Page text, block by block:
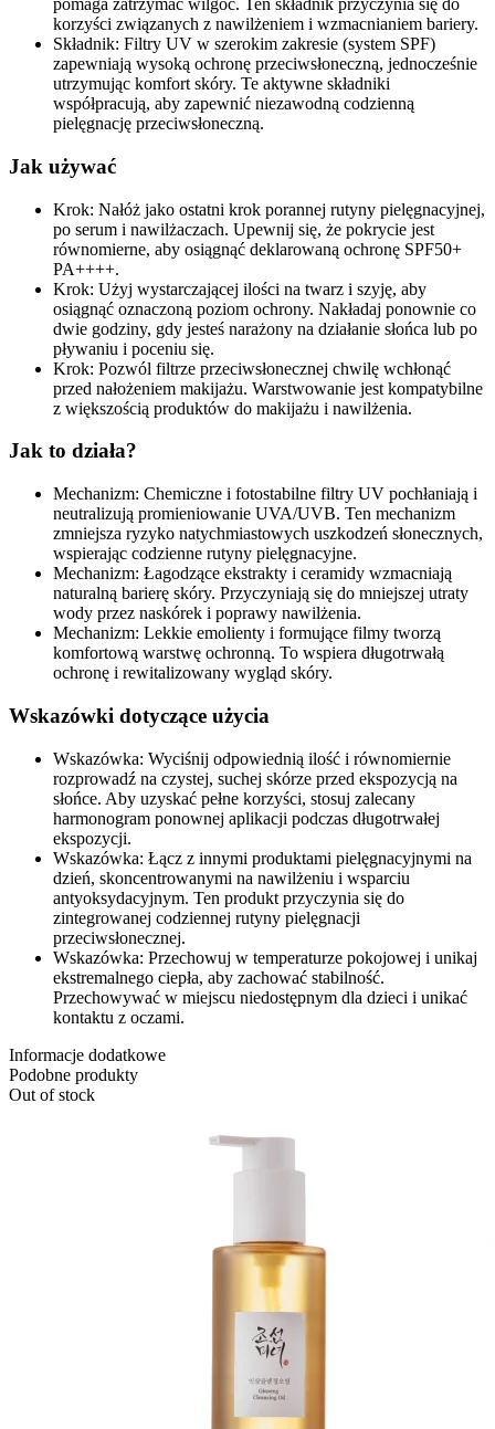
pomaga zatrzymać wilgoć. Ten składnik przyczynia się do
korzyści związanych z nawilżeniem i wzmacnianiem bariery.
Składnik: Filtry UV w szerokim zakresie (system SPF)
zapewniają wysoką ochronę przeciwsłoneczną, jednocześnie
utrzymując komfort skóry. Te aktywne składniki
współpracują, aby zapewnić niezawodną codzienną
pielęgnację przeciwsłoneczną.
Jak używać
Krok: Nałóż jako ostatni krok porannej rutyny pielęgnacyjnej,
po serum i nawilżaczach. Upewnij się, że pokrycie jest
równomierne, aby osiągnąć deklarowaną ochronę SPF50+
PA++++.
Krok: Użyj wystarczającej ilości na twarz i szyję, aby
osiągnąć oznaczoną poziom ochrony. Nakładaj ponownie co
dwie godziny, gdy jesteś narażony na działanie słońca lub po
pływaniu i poceniu się.
Krok: Pozwól filtrze przeciwsłonecznej chwilę wchłonąć
przed nałożeniem makijażu. Warstwowanie jest kompatybilne
z większością produktów do makijażu i nawilżenia.
Jak to działa?
Mechanizm: Chemiczne i fotostabilne filtry UV pochłaniają i
neutralizują promieniowanie UVA/UVB. Ten mechanizm
zmniejsza ryzyko natychmiastowych uszkodzeń słonecznych,
wspierając codzienne rutyny pielęgnacyjne.
Mechanizm: Łagodzące ekstrakty i ceramidy wzmacniają
naturalną barierę skóry. Przyczyniają się do mniejszej utraty
wody przez naskórek i poprawy nawilżenia.
Mechanizm: Lekkie emolienty i formujące filmy tworzą
komfortową warstwę ochronną. To wspiera długotrwałą
ochronę i rewitalizowany wygląd skóry.
Wskazówki dotyczące użycia
Wskazówka: Wyciśnij odpowiednią ilość i równomiernie
rozprowadź na czystej, suchej skórze przed ekspozycją na
słońce. Aby uzyskać pełne korzyści, stosuj zalecany
harmonogram ponownej aplikacji podczas długotrwałej
ekspozycji.
Wskazówka: Łącz z innymi produktami pielęgnacyjnymi na
dzień, skoncentrowanymi na nawilżeniu i wsparciu
antyoksydacyjnym. Ten produkt przyczynia się do
zintegrowanej codziennej rutyny pielęgnacji
przeciwsłonecznej.
Wskazówka: Przechowuj w temperaturze pokojowej i unikaj
ekstremalnego ciepła, aby zachować stabilność.
Przechowywać w miejscu niedostępnym dla dzieci i unikać
kontaktu z oczami.
Informacje dodatkowe
Podobne produkty
Out of stock